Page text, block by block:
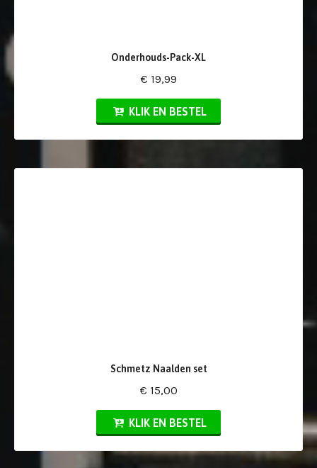
Onderhouds-Pack-XL
€ 19,99
KLIK EN BESTEL
Schmetz Naalden set
€ 15,00
KLIK EN BESTEL